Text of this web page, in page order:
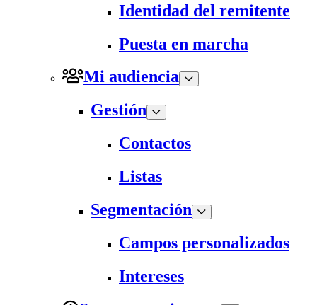
Identidad del remitente
Puesta en marcha
Mi audiencia
Gestión
Contactos
Listas
Segmentación
Campos personalizados
Intereses